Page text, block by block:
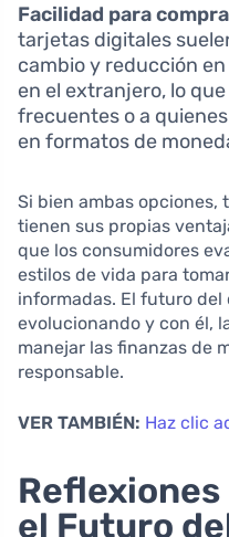
Facilidad para
tarjetas digitales
cambio y reducción
en el extranjero, lo
frecuentes o a
en formatos de
Si bien ambas opciones,
tienen sus propias
que los consumidores
estilos de vida para
informadas. El futuro del
evolucionando y con él,
manejar las finanzas de
responsable.
VER TAMBIÉN: Haz clic
el Futuro